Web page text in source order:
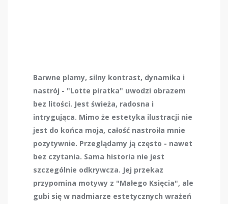
Barwne plamy, silny kontrast, dynamika i
nastrój - "Lotte piratka" uwodzi obrazem
bez litości. Jest świeża, radosna i
intrygująca. Mimo że estetyka ilustracji nie
jest do końca moja, całość nastroiła mnie
pozytywnie. Przeglądamy ją często - nawet
bez czytania. Sama historia nie jest
szczególnie odkrywcza. Jej przekaz
przypomina motywy z "Małego Księcia", ale
gubi się w nadmiarze estetycznych wrażeń